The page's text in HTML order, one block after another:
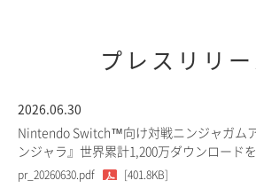
プレスリリー
2026.06.30
Nintendo Switch™向け対戦ニンジャガム
ンジャラ』世界累計1,200万ダウンロードを
pr_20260630.pdf [401.8KB]